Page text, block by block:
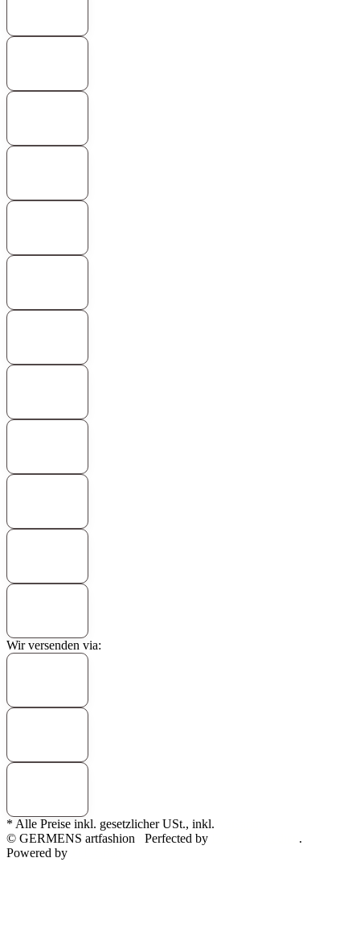
Wir versenden via:
* Alle Preise inkl. gesetzlicher USt., inkl.
© GERMENS artfashion
Perfected by
.
Powered by